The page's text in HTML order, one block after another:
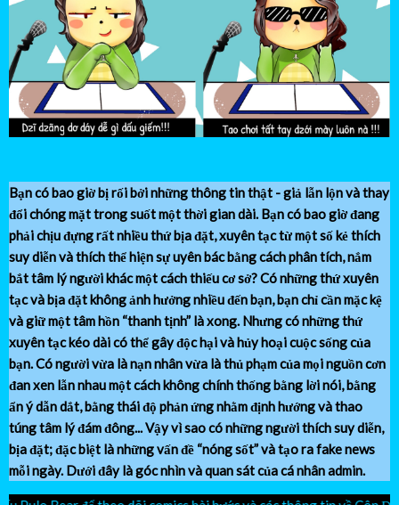
Bạn có bao giờ bị rối bởi những thông tin thật - giả lẫn lộn và thay
đổi chóng mặt trong suốt một thời gian dài. Bạn có bao giờ đang
phải chịu đựng rất nhiều thứ bịa đặt, xuyên tạc từ một số kẻ thích
suy diễn và thích thể hiện sự uyên bác bằng cách phân tích, nắm
bắt tâm lý người khác một cách thiếu cơ sở? Có những thứ xuyên
tạc và bịa đặt không ảnh hưởng nhiều đến bạn, bạn chỉ cần mặc kệ
và giữ một tâm hồn “thanh tịnh” là xong. Nhưng có những thứ
xuyên tạc kéo dài có thể gây độc hại và hủy hoại cuộc sống của
bạn. Có người vừa là nạn nhân vừa là thủ phạm của mọi nguồn cơn
đan xen lẫn nhau một cách không chính thống bằng lời nói, bằng
ẩn ý dẫn dắt, bằng thái độ phản ứng nhằm định hướng và thao
túng tâm lý đám đông... Vậy vì sao có những người thích suy diễn,
bịa đặt; đặc biệt là những vấn đề “nóng sốt” và tạo ra fake news
mỗi ngày. Dưới đây là góc nhìn và quan sát của cá nhân admin.